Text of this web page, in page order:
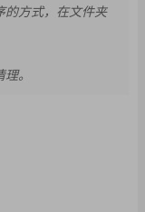
的方式，在文件夹
。